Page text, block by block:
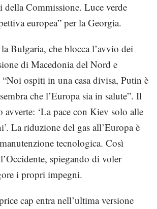
della Commissione. Luce verde
europea” per la Georgia.
Bulgaria, che blocca l’avvio dei
di Macedonia del Nord e
ospiti in una casa divisa, Putin è
che l’Europa sia in salute”. Il
‘La pace con Kiev solo alle
La riduzione del gas all’Europa è
tecnologica. Così
spiegando di voler
i propri impegni.
cap entra nell’ultima versione